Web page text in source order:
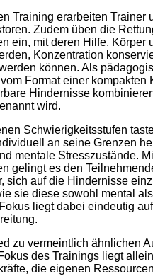
Training erarbeiten Trainer
Zudem üben die
ein, mit deren Hilfe, Körper
Konzentration
können. Als
Format einer kompakten
Hindernisse
wird.
Schwierigkeitsstufen
an seine Grenzen
mentale Stresszustände.
gelingt es den
sich auf die Hindernisse
sie diese sowohl mental
liegt dabei eindeutig
zu vermeintlich ähnlichen
des Trainings liegt
die eigenen